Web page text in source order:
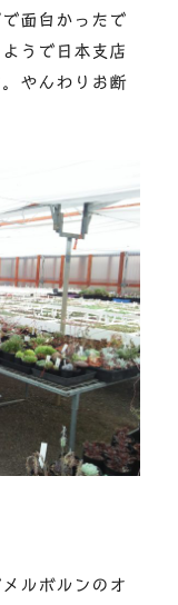
面白かったで
うで日本支店
やんわりお断
ルボルンのオ